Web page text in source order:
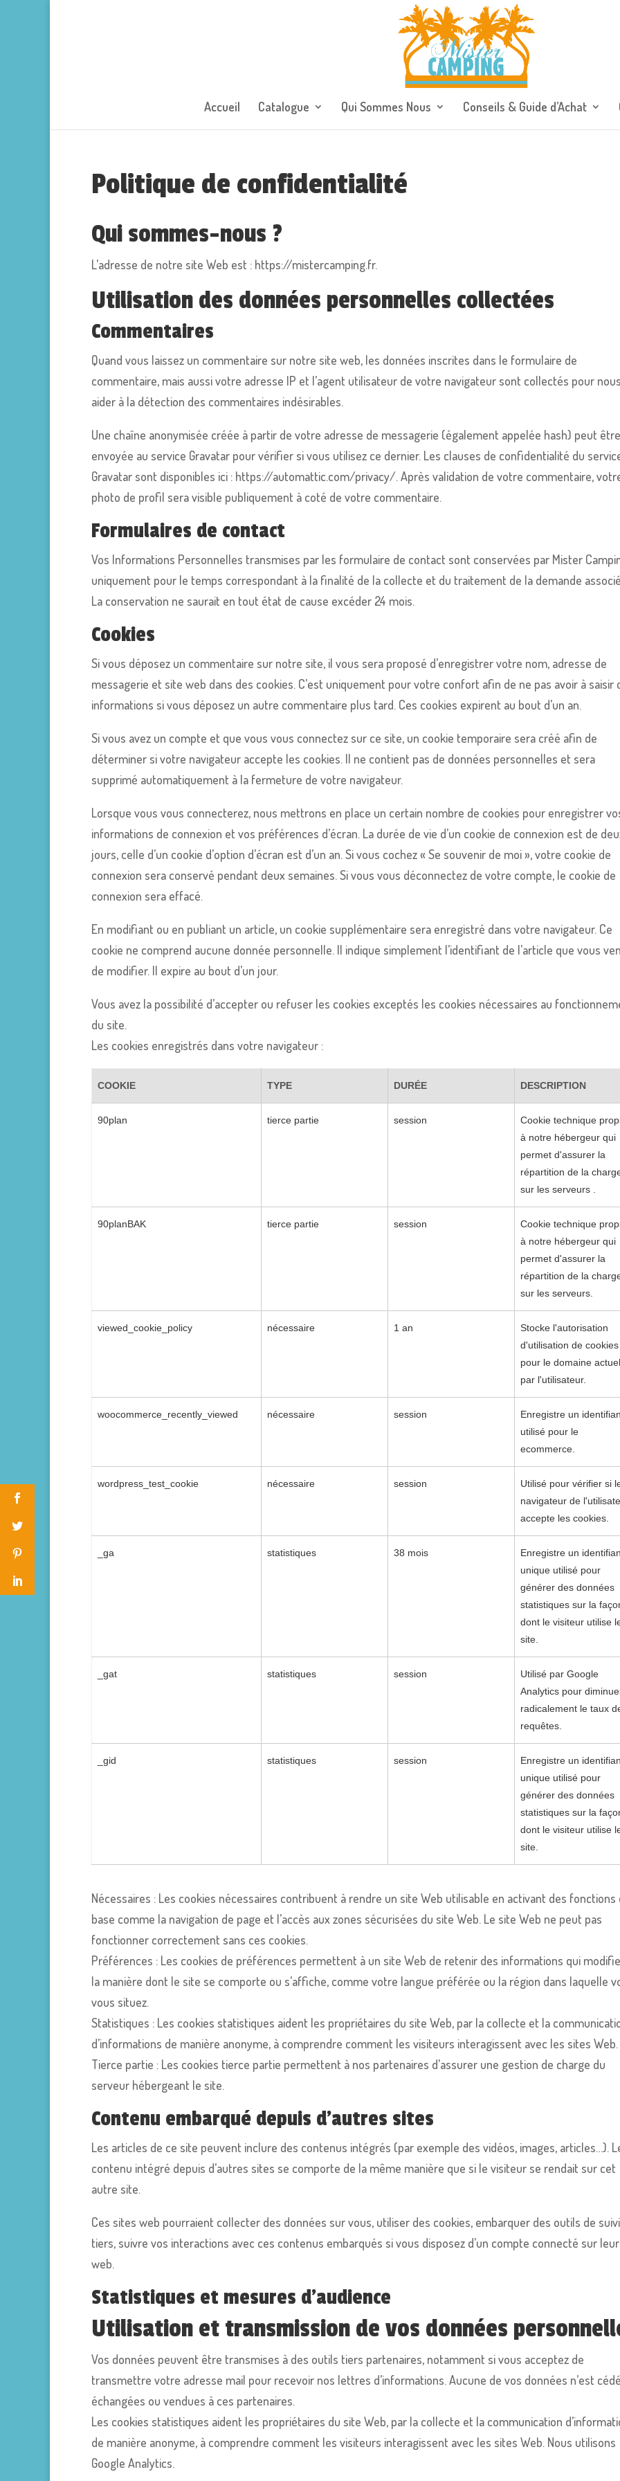
Accueil Catalogue Qui Sommes Nous Conseils & Guide d’Achat
Politique de confidentialité
Qui sommes-nous ?
L’adresse de notre site Web est : https://mistercamping.fr.
Utilisation des données personnelles collectées
Commentaires
Quand vous laissez un commentaire sur notre site web, les données inscrites dans le formulaire de
commentaire, mais aussi votre adresse IP et l’agent utilisateur de votre navigateur sont collectés pour nous
aider à la détection des commentaires indésirables.
Une chaîne anonymisée créée à partir de votre adresse de messagerie (également appelée hash) peut être
envoyée au service Gravatar pour vérifier si vous utilisez ce dernier. Les clauses de confidentialité du
Gravatar sont disponibles ici : https://automattic.com/privacy/. Après validation de votre commentaire,
photo de profil sera visible publiquement à coté de votre commentaire.
Formulaires de contact
Vos Informations Personnelles transmises par les formulaire de contact sont conservées par Mister
uniquement pour le temps correspondant à la finalité de la collecte et du traitement de la demande
La conservation ne saurait en tout état de cause excéder 24 mois.
Cookies
Si vous déposez un commentaire sur notre site, il vous sera proposé d’enregistrer votre nom, adresse de
messagerie et site web dans des cookies. C’est uniquement pour votre confort afin de ne pas avoir à saisir
informations si vous déposez un autre commentaire plus tard. Ces cookies expirent au bout d’un an.
Si vous avez un compte et que vous vous connectez sur ce site, un cookie temporaire sera créé afin de
déterminer si votre navigateur accepte les cookies. Il ne contient pas de données personnelles et sera
supprimé automatiquement à la fermeture de votre navigateur.
Lorsque vous vous connecterez, nous mettrons en place un certain nombre de cookies pour enregistrer
informations de connexion et vos préférences d’écran. La durée de vie d’un cookie de connexion est de
jours, celle d’un cookie d’option d’écran est d’un an. Si vous cochez « Se souvenir de moi », votre cookie de
connexion sera conservé pendant deux semaines. Si vous vous déconnectez de votre compte, le cookie de
connexion sera effacé.
En modifiant ou en publiant un article, un cookie supplémentaire sera enregistré dans votre navigateur. Ce
cookie ne comprend aucune donnée personnelle. Il indique simplement l’identifiant de l’article que vous
de modifier. Il expire au bout d’un jour.
Vous avez la possibilité d’accepter ou refuser les cookies exceptés les cookies nécessaires au
du site.
Les cookies enregistrés dans votre navigateur :
COOKIE TYPE DURÉE DESCRIPTION
90plan tierce partie session
Cookie technique
à notre hébergeur qui
permet d'assurer la
répartition de la
sur les serveurs .
90planBAK tierce partie session
Cookie technique
à notre hébergeur qui
permet d'assurer la
répartition de la
sur les serveurs.
viewed_cookie_policy nécessaire 1 an
Stocke l'autorisation
d'utilisation de cookies
pour le domaine actuel
par l'utilisateur.
woocommerce_recently_viewed nécessaire session
Enregistre un
utilisé pour le
ecommerce.
wordpress_test_cookie nécessaire session
Utilisé pour vérifier si
navigateur de
accepte les cookies.
_ga statistiques 38 mois
Enregistre un
unique utilisé pour
générer des données
statistiques sur la
dont le visiteur utilise
site.
_gat statistiques session
Utilisé par Google
Analytics pour
radicalement le taux
requêtes.
_gid statistiques session
Enregistre un
unique utilisé pour
générer des données
statistiques sur la
dont le visiteur utilise
site.
Nécessaires : Les cookies nécessaires contribuent à rendre un site Web utilisable en activant des fonctions
base comme la navigation de page et l’accès aux zones sécurisées du site Web. Le site Web ne peut pas
fonctionner correctement sans ces cookies.
Préférences : Les cookies de préférences permettent à un site Web de retenir des informations qui
la manière dont le site se comporte ou s’affiche, comme votre langue préférée ou la région dans laquelle
vous situez.
Statistiques : Les cookies statistiques aident les propriétaires du site Web, par la collecte et la
d’informations de manière anonyme, à comprendre comment les visiteurs interagissent avec les sites Web.
Tierce partie : Les cookies tierce partie permettent à nos partenaires d’assurer une gestion de charge du
serveur hébergeant le site.
Contenu embarqué depuis d’autres sites
Les articles de ce site peuvent inclure des contenus intégrés (par exemple des vidéos, images, articles…).
contenu intégré depuis d’autres sites se comporte de la même manière que si le visiteur se rendait sur cet
autre site.
Ces sites web pourraient collecter des données sur vous, utiliser des cookies, embarquer des outils de
tiers, suivre vos interactions avec ces contenus embarqués si vous disposez d’un compte connecté sur
web.
Statistiques et mesures d’audience
Utilisation et transmission de vos données
Vos données peuvent être transmises à des outils tiers partenaires, notamment si vous acceptez de
transmettre votre adresse mail pour recevoir nos lettres d’informations. Aucune de vos données n’est
échangées ou vendues à ces partenaires.
Les cookies statistiques aident les propriétaires du site Web, par la collecte et la communication
de manière anonyme, à comprendre comment les visiteurs interagissent avec les sites Web. Nous utilisons
Google Analytics.